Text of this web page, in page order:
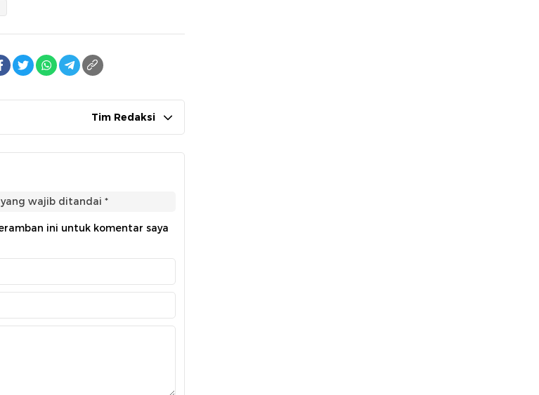
Tim Redaksi
yang wajib ditandai *
ini untuk komentar saya